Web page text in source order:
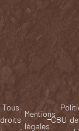
Tous
droits
Mentions
légales
CGU de